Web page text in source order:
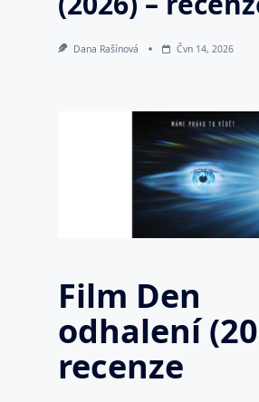
Dana Rašínová Čvn 14, 2026
Film Den
odhalení
recenze